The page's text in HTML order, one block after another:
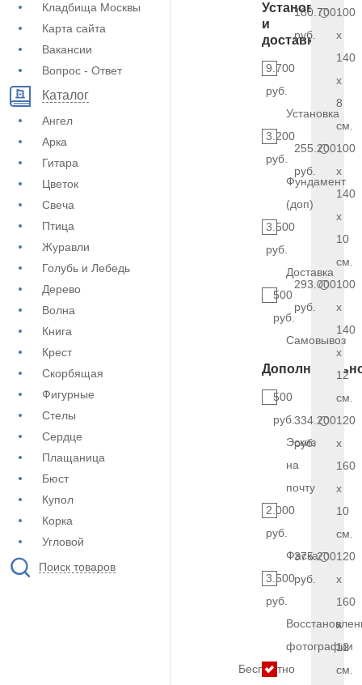
Кладбища Москвы
Карта сайта
Вакансии
Вопрос - Ответ
Каталог
Ангел
Арка
Гитара
Цветок
Свеча
Птица
Журавли
Голубь и Лебедь
Дерево
Волна
Книга
Крест
Скорбящая
Фигурные
Стелы
Сердце
Плащаница
Бюст
Купол
Корка
Угловой
Поиск товаров
Установка
и
доставка
9.700
руб.
Установка
3.200
руб.
Фундамент
(доп)
3.500
руб.
Доставка
500
руб.
Самовывоз
500
руб.
Эскиз
на
почту
2.000
руб.
Фаска
3.500
руб.
фотографии
Бесплатно
180.700
руб.
100
x
140
x
8
см.
255.200
руб.
100
x
140
x
10
см.
293.000
руб.
100
x
140
x
12
см.
334.200
руб.
120
x
160
x
10
см.
375.200
руб.
120
x
160
x
12
см.